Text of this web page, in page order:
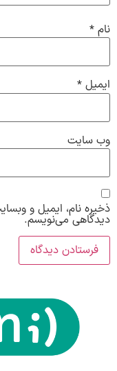
نام *
ایمیل *
وب‌ سایت
ذخیره نام، ایمیل و
دیدگاهی می‌نویسم.